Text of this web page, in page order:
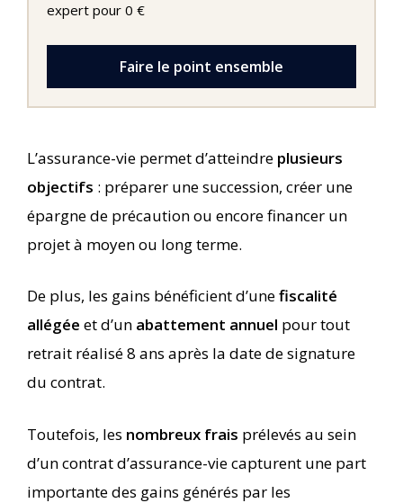
expert pour 0 €
Faire le point ensemble
L’assurance-vie permet d’atteindre plusieurs
objectifs : préparer une succession, créer une
épargne de précaution ou encore financer un
projet à moyen ou long terme.
De plus, les gains bénéficient d’unefiscalité
allégée et d’un abattement annuel pour tout
retrait réalisé 8 ans après la date de signature
du contrat.
Toutefois, les nombreux frais prélevés au sein
d’un contrat d’assurance-vie capturent une part
importante des gains générés par les